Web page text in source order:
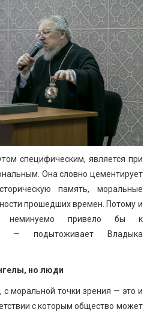
специфическим, является при
Она словно цементирует
память, моральные
прошедших времен. Потому и
неминуемо привело бы к
— подытоживает Владыка
но люди
моральной точки зрения — это и
с которым общество может